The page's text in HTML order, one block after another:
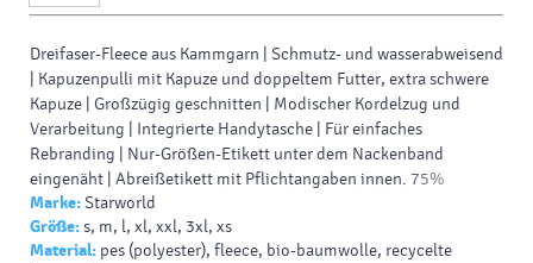
Dreifaser-Fleece aus Kammgarn | Schmutz- und wasserabweisend
| Kapuzenpulli mit Kapuze und doppeltem Futter, extra schwere
Kapuze | Großzügig geschnitten | Modischer Kordelzug und
Verarbeitung | Integrierte Handytasche | Für einfaches
Rebranding | Nur-Größen-Etikett unter dem Nackenband
eingenäht | Abreißetikett mit Pflichtangaben innen. 75%
Baumwolle / 25% Polyester.
Marke:Starworld
Größe:s, m, l, xl, xxl, 3xl, xs
Material: pes (polyester), fleece, bio-baumwolle, recycelte